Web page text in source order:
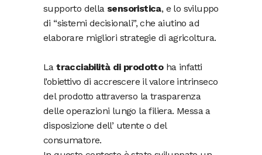
supporto della sensoristica, e lo sviluppo
di “sistemi decisionali”, che aiutino ad
elaborare migliori strategie di agricoltura.
Latracciabilità di prodottoha infatti
l’obiettivo di accrescere il valore intrinseco
del prodotto attraverso la trasparenza
delle operazioni lungo la filiera. Messa a
disposizione dell’ utente o del
consumatore.